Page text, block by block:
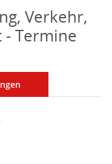
Verkehr,
- Termine